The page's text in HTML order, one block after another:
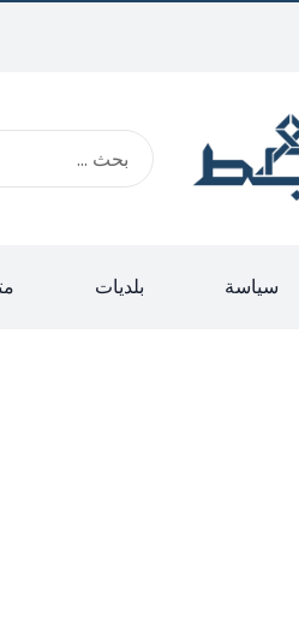
سياسة بلديات